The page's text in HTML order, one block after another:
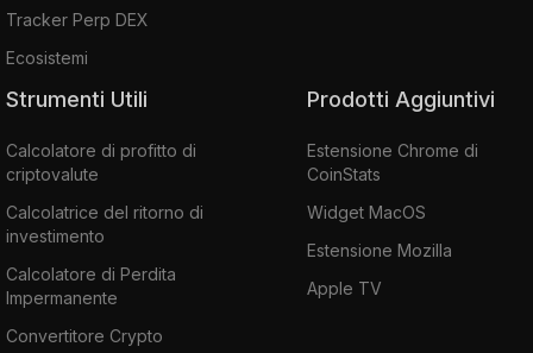
Tracker Perp DEX
Ecosistemi
Strumenti Utili
Calcolatore di profitto di
criptovalute
Calcolatrice del ritorno di
investimento
Calcolatore di Perdita
Impermanente
Convertitore Crypto
Prodotti Aggiuntivi
Estensione Chrome di
CoinStats
Widget MacOS
Estensione Mozilla
Apple TV